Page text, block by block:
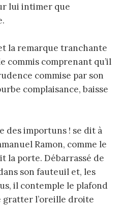
lui intimer que
la remarque tranchante
commis comprenant qu’il
commise par son
complaisance, baisse
des importuns ! se dit à
Ramon, comme le
la porte. Débarrassé de
son fauteuil et, les
il contemple le plafond
l’oreille droite